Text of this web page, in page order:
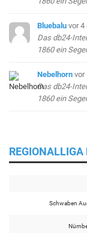
Bluebalu vor 4
Das db24-
1860 ein
Nebelhorn vor
Das db24-
1860 ein
REGIONALLIGA
Schwaben